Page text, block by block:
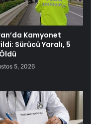
Kamyonet
Sürücü Yaralı, 5
5, 2026